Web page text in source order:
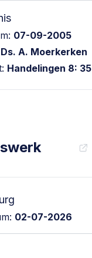
07-09-2005
Ds. A. Moerkerken
Handelingen 8: 35
02-07-2026